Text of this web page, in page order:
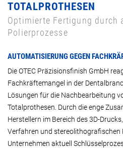
TOTALPROTHESEN
Optimierte Fertigung durch
Polierprozesse
AUTOMATISIERUNG GEGEN
Die OTEC Präzisionsfinish GmbH
Fachkräftemangel in der
Lösungen für die Nachbearbeitung
Totalprothesen. Durch die enge
Herstellern im Bereich des 3D-
Verfahren und stereolithografischen
Unternehmen aktuell